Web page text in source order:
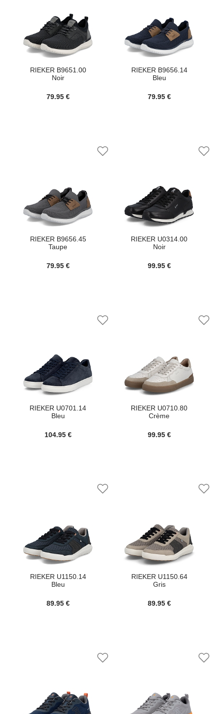
RIEKER B9651.00
Noir
79.95 €
RIEKER B9656.14
Bleu
79.95 €
RIEKER B9656.45
Taupe
79.95 €
RIEKER U0314.00
Noir
99.95 €
RIEKER U0701.14
Bleu
104.95 €
RIEKER U0710.80
Crème
99.95 €
RIEKER U1150.14
Bleu
89.95 €
RIEKER U1150.64
Gris
89.95 €